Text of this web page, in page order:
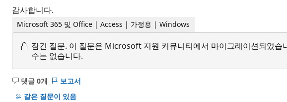
감사합니다.
Microsoft 365 및 Office | Access | 가정용 | Windows
잠긴 질문. 이 질문은 Microsoft 지원 커뮤니티에서 마이그레이션되었습
수는 없습니다.
댓글 0개
설
명
보고서
같은 질문이 있음